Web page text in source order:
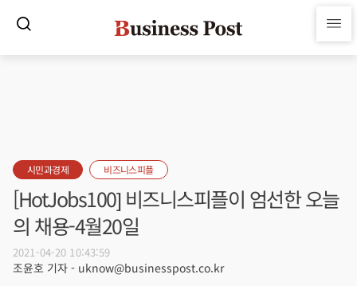
시민과경제 비즈니스피플
[HotJobs100] 비즈니스피플이 엄선한 오늘
의 채용-4월20일
2021-04-20 10:43:59
조윤호 기자 - uknow@businesspost.co.kr